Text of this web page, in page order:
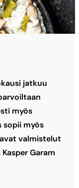
jatkuu
myös
sopii myös
valmistelut
Garam